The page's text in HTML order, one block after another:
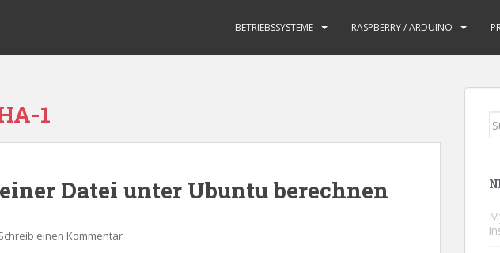
BETRIEBSSYSTEME RASPBERRY / ARDUINO
1
Datei unter Ubuntu berechnen
einen Kommentar